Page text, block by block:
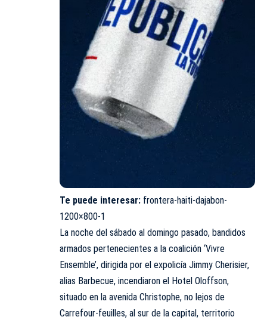
Te puede interesar: frontera-haiti-dajabon-
1200×800-1
La noche del sábado al domingo pasado, bandidos
armados pertenecientes a la coalición ‘Vivre
Ensemble’, dirigida por el expolicía Jimmy Cherisier,
alias Barbecue, incendiaron el Hotel Oloffson,
situado en la avenida Christophe, no lejos de
Carrefour-feuilles, al sur de la capital, territorio